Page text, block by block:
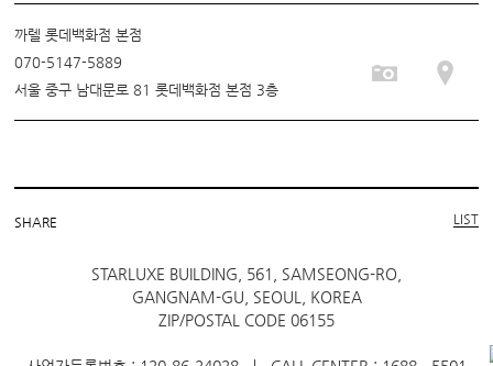
까렐 롯데백화점 본점
070-5147-5889
서울 중구 남대문로 81 롯데백화점 본점 3층
SHARE LIST
STARLUXE BUILDING, 561, SAMSEONG-RO,
GANGNAM-GU, SEOUL, KOREA
ZIP/POSTAL CODE 06155